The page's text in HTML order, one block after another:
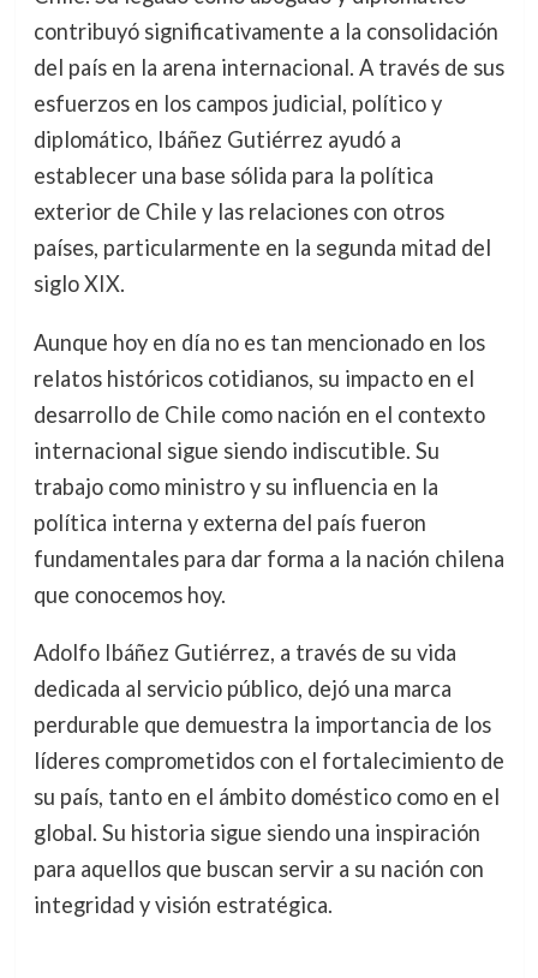
contribuyó significativamente a la consolidación
del país en la arena internacional. A través de sus
esfuerzos en los campos judicial, político y
diplomático, Ibáñez Gutiérrez ayudó a
establecer una base sólida para la política
exterior de Chile y las relaciones con otros
países, particularmente en la segunda mitad del
siglo XIX.
Aunque hoy en día no es tan mencionado en los
relatos históricos cotidianos, su impacto en el
desarrollo de Chile como nación en el contexto
internacional sigue siendo indiscutible. Su
trabajo como ministro y su influencia en la
política interna y externa del país fueron
fundamentales para dar forma a la nación chilena
que conocemos hoy.
Adolfo Ibáñez Gutiérrez, a través de su vida
dedicada al servicio público, dejó una marca
perdurable que demuestra la importancia de los
líderes comprometidos con el fortalecimiento de
su país, tanto en el ámbito doméstico como en el
global. Su historia sigue siendo una inspiración
para aquellos que buscan servir a su nación con
integridad y visión estratégica.